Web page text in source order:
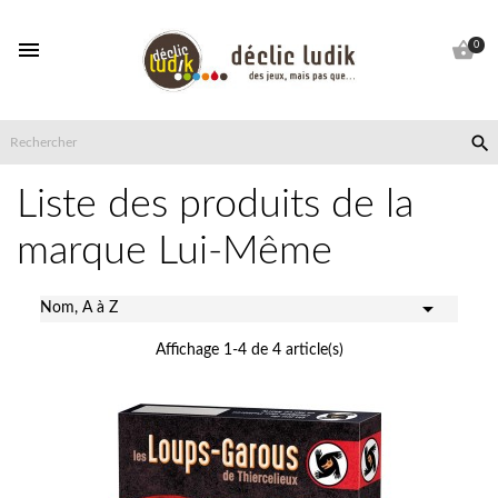
 0

Liste des produits de la
marque Lui-Même
Nom, A à Z 
Affichage 1-4 de 4 article(s)